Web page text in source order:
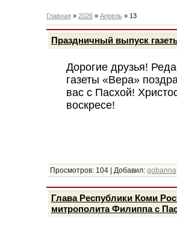
Главная » 2026 » Апрель » 13
Праздничный выпуск
Дорогие друзья!
газеты «Вера»
вас с Пасхой!
воскресе!
Просмотров: 104| Добавил: gobanna
Глава Республики Коми
митрополита Филиппа с